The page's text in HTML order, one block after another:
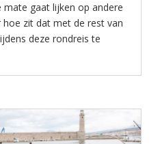
gaat lijken op andere
zit dat met de rest van
deze rondreis te